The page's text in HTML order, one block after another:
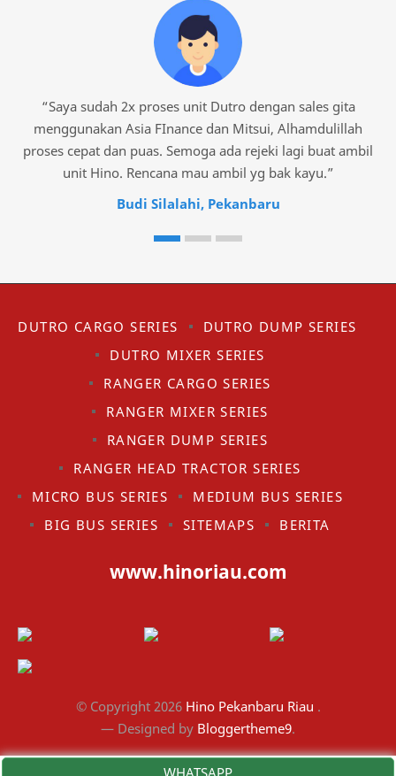
Saya sudah 2x proses unit Dutro dengan sales gita
menggunakan Asia FInance dan Mitsui, Alhamdulillah
proses cepat dan puas. Semoga ada rejeki lagi buat ambil
unit Hino. Rencana mau ambil yg bak kayu.
Budi Silalahi, Pekanbaru
DUTRO CARGO SERIES
DUTRO DUMP SERIES
DUTRO MIXER SERIES
RANGER CARGO SERIES
RANGER MIXER SERIES
RANGER DUMP SERIES
RANGER HEAD TRACTOR SERIES
MICRO BUS SERIES
MEDIUM BUS SERIES
BIG BUS SERIES
SITEMAPS BERITA
www.hinoriau.com
WHATSAPP
© Copyright 2026 Hino Pekanbaru Riau .
— Designed by Bloggertheme9.